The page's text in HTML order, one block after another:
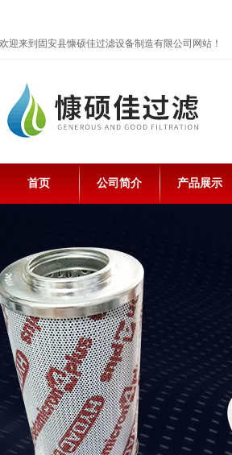
欢迎来到固安县慷硕佳过滤设备制造有限公司网站！
首页 公司简介 产品展示